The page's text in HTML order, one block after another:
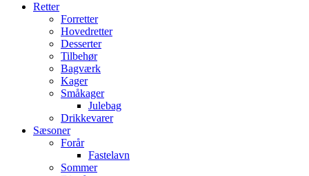
Retter
Forretter
Hovedretter
Desserter
Tilbehør
Bagværk
Kager
Småkager
Julebag
Drikkevarer
Sæsoner
Forår
Fastelavn
Sommer